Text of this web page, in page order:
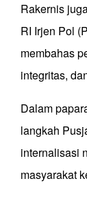
Rakernis
RI Irjen Pol
membahas
integritas,
Dalam
langkah
internalisasi
masyarakat